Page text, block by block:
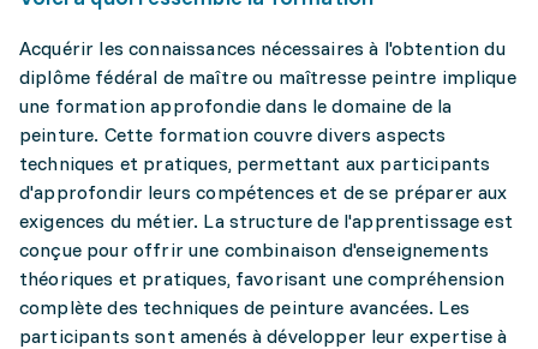
Acquérir les connaissances nécessaires à l'obtention du
diplôme fédéral de maître ou maîtresse peintre implique
une formation approfondie dans le domaine de la
peinture. Cette formation couvre divers aspects
techniques et pratiques, permettant aux participants
d'approfondir leurs compétences et de se préparer aux
exigences du métier. La structure de l'apprentissage est
conçue pour offrir une combinaison d'enseignements
théoriques et pratiques, favorisant une compréhension
complète des techniques de peinture avancées. Les
participants sont amenés à développer leur expertise à